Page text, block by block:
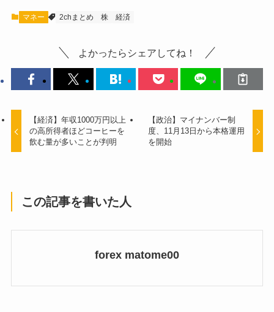
マネー 2chまとめ 株 経済
よかったらシェアしてね！
【経済】年収1000万円以上
の高所得者ほどコーヒーを
飲む量が多いことが判明
【政治】マイナンバー制
度、11月13日から本格運用
を開始
この記事を書いた人
forex matome00